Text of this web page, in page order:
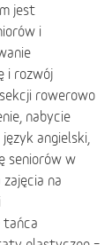
jest
i
i rozwój
rowerowo
nabycie
angielski,
seniorów w
na
tańca